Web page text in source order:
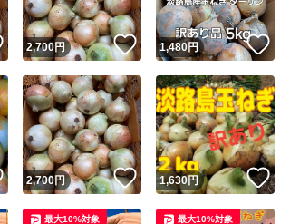
安心取引出品者 Yahoo!フリマの基準をク
取引実績
取引実績◯+ このユーザーはYahoo!フ
他フリマ実績◯+ このユーザーは他フリマサ
スピード&安心発送
商品画像の無断転載は禁止されています
コピーは1商品につき1回です
出品ページへ
いいね！
2,700円 いいね！
1,480円
いいね！
2,700円 いいね！
1,630円 い
最大10%対象 最大10%対象